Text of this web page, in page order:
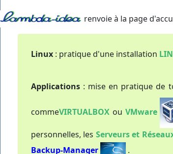
renvoie à la page
Linux : pratique d'une installation
Applications : mise en pratique de
commeVIRTUALBOX ou VMware
personnelles, les Serveurs et
Backup-Manager
.